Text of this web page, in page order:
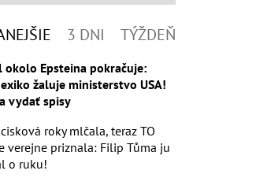
3 DNI TÝŽDEŇ
okolo Epsteina pokračuje:
žaluje ministerstvo USA!
vydať spisy
roky mlčala, teraz TO
verejne priznala: Filip Tůma ju
o ruku!